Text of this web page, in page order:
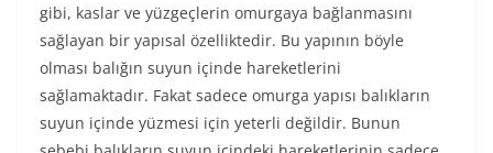
gibi, kaslar ve yüzgeçlerin omurgaya bağlanmasını
sağlayan bir yapısal özelliktedir. Bu yapının böyle
olması balığın suyun içinde hareketlerini
sağlamaktadır. Fakat sadece omurga yapısı balıkların
suyun içinde yüzmesi için yeterli değildir. Bunun